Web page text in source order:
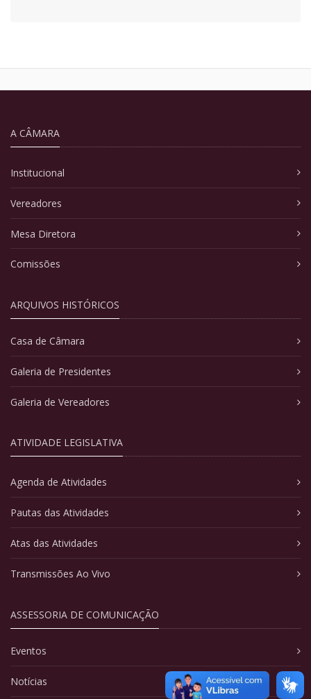
A CÂMARA
Institucional
Vereadores
Mesa Diretora
Comissões
ARQUIVOS HISTÓRICOS
Casa de Câmara
Galeria de Presidentes
Galeria de Vereadores
ATIVIDADE LEGISLATIVA
Agenda de Atividades
Pautas das Atividades
Atas das Atividades
Transmissões Ao Vivo
ASSESSORIA DE COMUNICAÇÃO
Eventos
Notícias